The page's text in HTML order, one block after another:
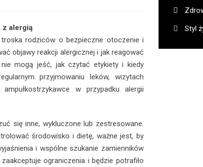
z alergią
rodziców o bezpieczne otoczenie i
objawy reakcji alergicznej i jak reagować
mogą jeść, jak czytać etykiety i kiedy
przyjmowaniu leków, wizytach
w przypadku alergii
się inne, wykluczone lub zestresowane.
środowisko i dietę, ważne jest, by
i wspólne szukanie zamienników
ograniczenia i będzie potrafiło
Styl